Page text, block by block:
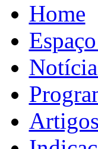
Home
Artigos